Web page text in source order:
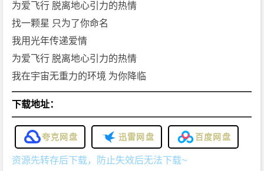
为爱飞行 脱离地心引力的热情
找一颗星 只为了你命名
我用光年传递爱情
为爱飞行 脱离地心引力的热情
我在宇宙无重力的环境 为你降临
下载地址：
夸克网盘 迅雷网盘 百度网盘
资源先转存后下载，防止失效后无法下载~